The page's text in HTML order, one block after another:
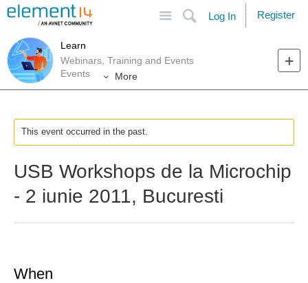
Search
Log In Register
Learn
Webinars, Training and Events
Events
More
This event occurred in the past.
USB Workshops de la Microchip
- 2 iunie 2011, Bucuresti
When